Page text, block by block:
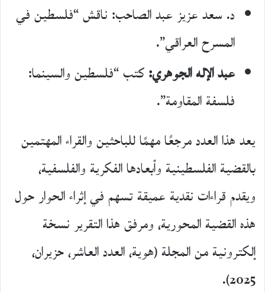
د. سعد عزيز عبد الصاحب: ناقش “فلسطين في
المسرح العراقي”.
عبد الإله الجوهري:كتب “فلسطين والسينما:
فلسفة المقاومة”.
يعد هذا العدد مرجعًا مهمًا للباحثين والقراء المهتمين
بالقضية الفلسطينية وأبعادها الفكرية والفلسفية،
ويقدم قراءات نقدية عميقة تسهم في إثراء الحوار حول
هذه القضية المحورية، ومرفق هذا التقرير نسخة
إلكترونية من المجلة (هوية، العدد العاشر، حزيران،
2025).